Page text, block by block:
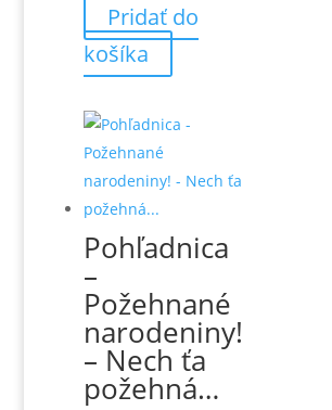
Pridať do
košíka
Pohľadnica
–
Požehnané
narodeniny!
– Nech ťa
požehná…